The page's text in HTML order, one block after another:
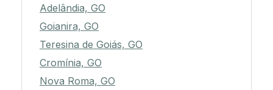
Adelândia, GO
Goianira, GO
Teresina de Goiás, GO
Cromínia, GO
Nova Roma, GO